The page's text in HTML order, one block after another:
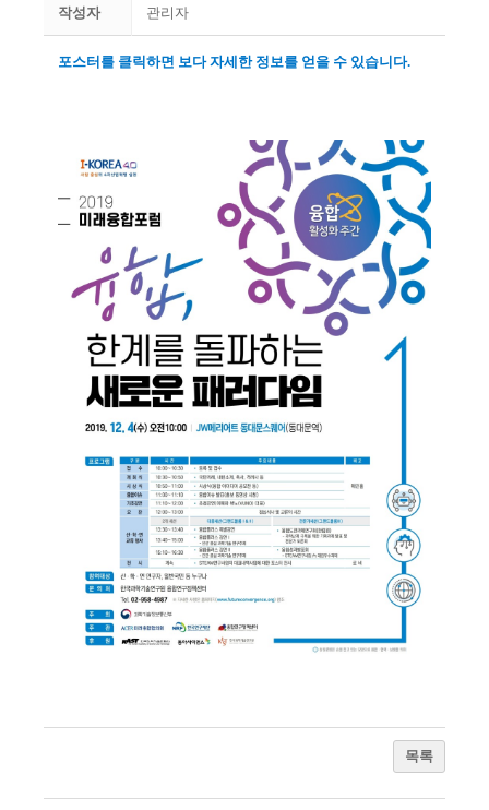
작성자 관리자
포스터를 클릭하면 보다 자세한 정보를 얻을 수 있습니다.
목록